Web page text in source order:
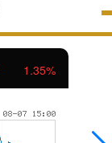
1.35%